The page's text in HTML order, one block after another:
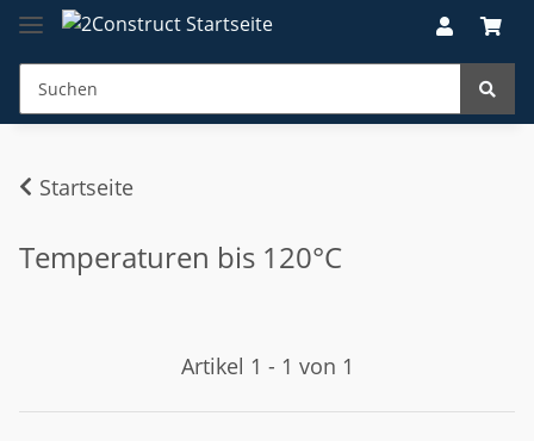
Startseite
Temperaturen bis 120°C
Artikel 1 - 1 von 1